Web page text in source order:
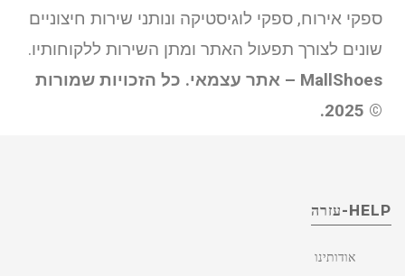
ספקי אירוח, ספקי לוגיסטיקה ונותני שירות חיצוניים
שונים לצורך תפעול האתר ומתן השירות ללקוחותיו.
MallShoes – אתר עצמאי. כל הזכויות שמורות
© 2025.
HELP-עזרה
אודותינו